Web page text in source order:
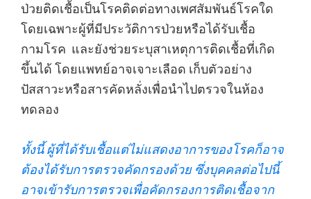
ป่วยติดเชื้อเป็นโรคติดต่อทางเพศสัมพันธ์โรคใด
โดยเฉพาะผู้ที่มีประวัติการป่วยหรือได้รับเชื้อ
กามโรค และยังช่วยระบุสาเหตุการติดเชื้อที่เกิด
ขึ้นได้ โดยแพทย์อาจเจาะเลือด เก็บตัวอย่าง
ปัสสาวะหรือสารคัดหลั่งเพื่อนำไปตรวจในห้อง
ทดลอง
ทั้งนี้ ผู้ที่ได้รับเชื้อแต่ไม่แสดงอาการของโรคก็อาจ
ต้องได้รับการตรวจคัดกรองด้วย ซึ่งบุคคลต่อไปนี้
อาจเข้ารับการตรวจเพื่อคัดกรองการติดเชื้อจาก